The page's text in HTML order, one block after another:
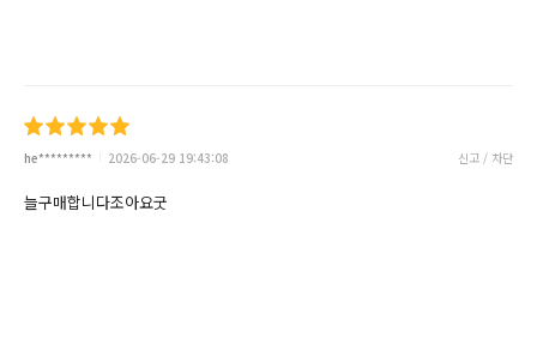
he********* 2026-06-29 19:43:08 신고 / 차단
늘구매합니다조아요굿